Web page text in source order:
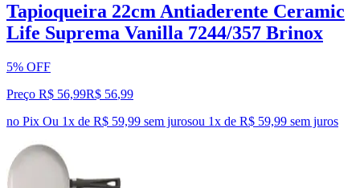
Tapioqueira 22cm Antiaderente Ceramic
Life Suprema Vanilla 7244/357 Brinox
5% OFF
Preço R$ 56,99R$ 56,99
no Pix Ou 1x de R$ 59,99 sem jurosou 1x de R$ 59,99 sem juros